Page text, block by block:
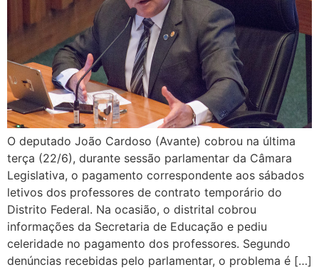
O deputado João Cardoso (Avante) cobrou na última
terça (22/6), durante sessão parlamentar da Câmara
Legislativa, o pagamento correspondente aos sábados
letivos dos professores de contrato temporário do
Distrito Federal. Na ocasião, o distrital cobrou
informações da Secretaria de Educação e pediu
celeridade no pagamento dos professores. Segundo
denúncias recebidas pelo parlamentar, o problema é […]